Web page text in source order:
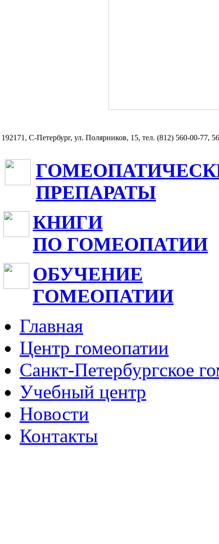
192171, С-Петербург, ул. Полярников, 15, тел. (812) 560-00-77,
ПРЕПАРАТЫ
КНИГИ
ПО ГОМЕОПАТИИ
ОБУЧЕНИЕ
ГОМЕОПАТИИ
Главная
Центр гомеопатии
Санкт-Петербургское
Учебный центр
Новости
Контакты